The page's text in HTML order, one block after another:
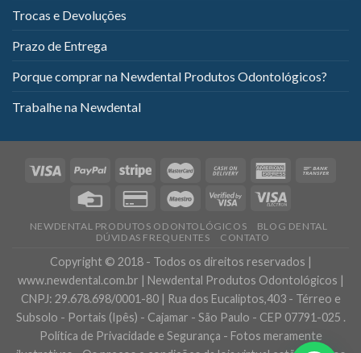
Trocas e Devoluções
Prazo de Entrega
Porque comprar na Newdental Produtos Odontológicos?
Trabalhe na Newdental
NEWDENTAL PRODUTOS ODONTOLÓGICOS
BLOG DENTAL
DÚVIDAS FREQUENTES
CONTATO
Copyright © 2018 - Todos os direitos reservados |
www.newdental.com.br | Newdental Produtos Odontológicos |
CNPJ: 29.678.698/0001-80 | Rua dos Eucaliptos,403 - Térreo e
Subsolo - Portais (Ipês) - Cajamar - São Paulo - CEP 07791-025 .
Política de Privacidade e Segurança - Fotos meramente